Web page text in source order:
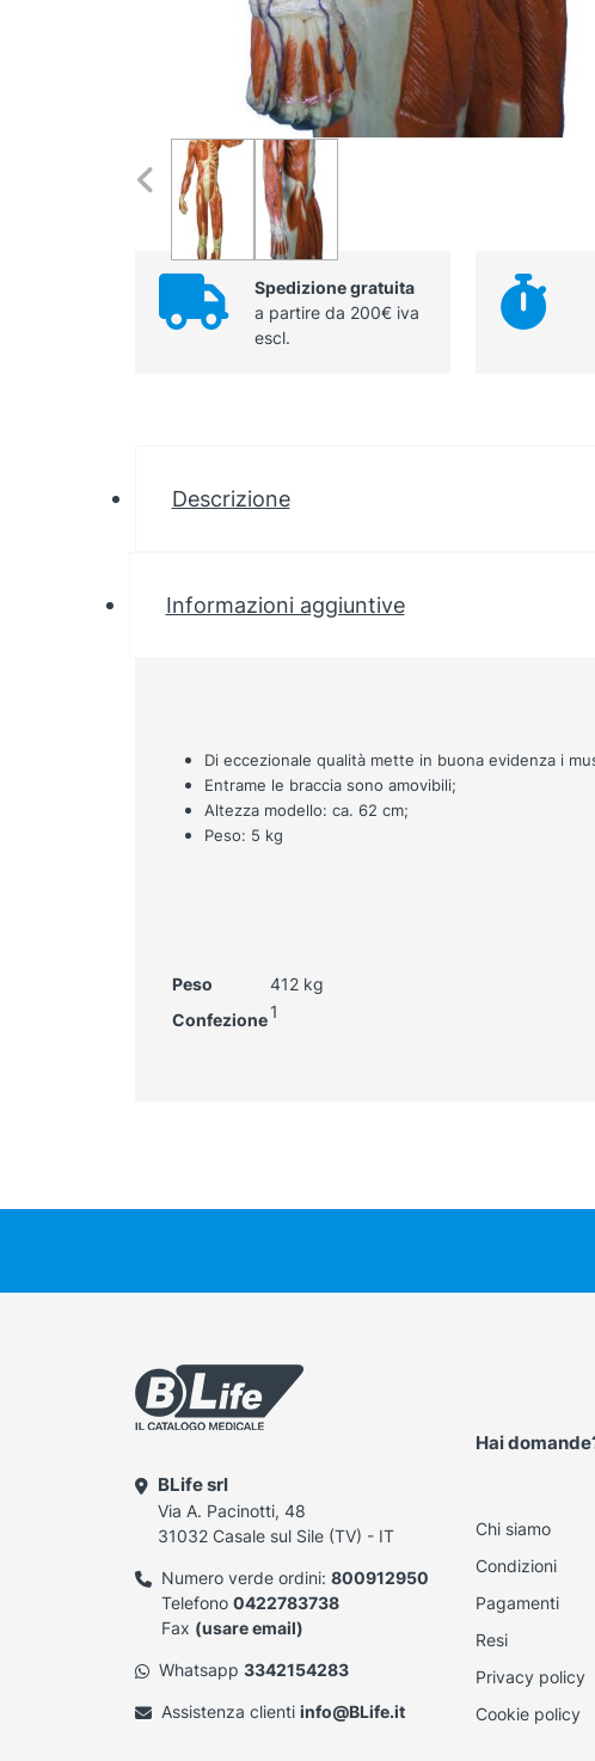
Spedizione gratuita
a partire da 200€ iva
escl.
Descrizione
Informazioni aggiuntive
Di eccezionale qualità mette in buona evidenza i
Entrame le braccia sono amovibili;
Altezza modello: ca. 62 cm;
Peso: 5 kg
Peso
412 kg
Confezione 1
BLife srl
Via A. Pacinotti, 48
31032 Casale sul Sile (TV) - IT
Numero verde ordini: 800912950
Telefono 0422783738
Fax (usare email)
Whatsapp 3342154283
Assistenza clienti info@BLife.it
Hai
Chi siamo
Condizioni
Pagamenti
Resi
Privacy policy
Cookie policy